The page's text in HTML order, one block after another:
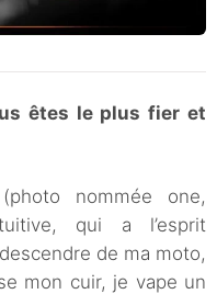
êtes le plus fier et
nommée one,
qui a l’esprit
de ma moto,
mon cuir, je vape un